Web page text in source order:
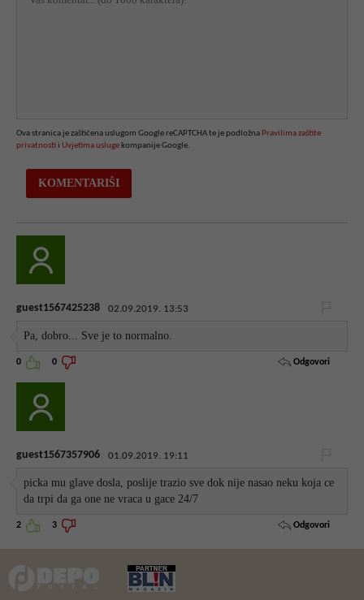
Ova stranica je zaštićena uslugom Google reCAPTCHA te je podložna Pravilima zaštite
privatnosti i Uvjetima usluge kompanije Google.
guest1567425238 02.09.2019. 13:53
Pa, dobro... Sve je to normalno.
0 0 Odgovori
guest1567357906 01.09.2019. 19:11
picka mu glave dosla, poslije trazio sve dok nije nasao neku koja ce
da trpi da ga one ne vraca u gace 24/7
2 3 Odgovori